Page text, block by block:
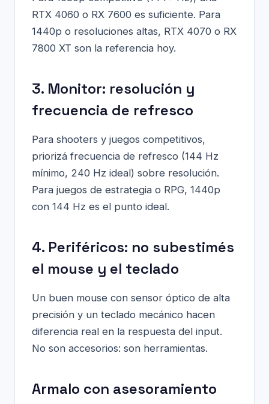
RTX 4060 o RX 7600 es suficiente. Para
1440p o resoluciones altas, RTX 4070 o RX
7800 XT son la referencia hoy.
3. Monitor: resolución y
frecuencia de refresco
Para shooters y juegos competitivos,
priorizá frecuencia de refresco (144 Hz
mínimo, 240 Hz ideal) sobre resolución.
Para juegos de estrategia o RPG, 1440p
con 144 Hz es el punto ideal.
4. Periféricos: no subestimés
el mouse y el teclado
Un buen mouse con sensor óptico de alta
precisión y un teclado mecánico hacen
diferencia real en la respuesta del input.
No son accesorios: son herramientas.
Armalo con asesoramiento